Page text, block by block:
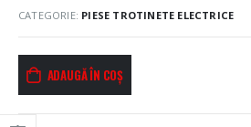
CATEGORIE: PIESE TROTINETE ELECTRICE
ADAUGĂ ÎN COȘ